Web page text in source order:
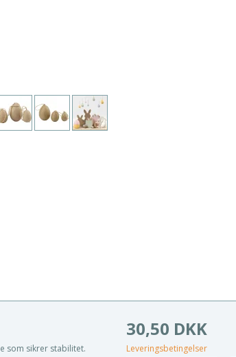
som sikrer stabilitet.
30,50 DKK
Leveringsbetingelser